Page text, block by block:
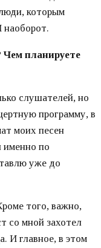
которым
наоборот.
Чем планируете
слушателей, но
программу, в
моих песен
именно по
уже до
того, важно,
со мной захотел
И главное, в этом